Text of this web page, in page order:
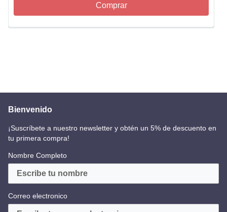
Comprar
Bienvenido
¡Suscríbete a nuestro newsletter y obtén un 5% de descuento en
tu primera compra!
Nombre Completo
Correo electronico